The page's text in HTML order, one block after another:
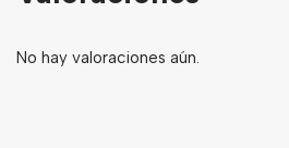
No hay valoraciones aún.